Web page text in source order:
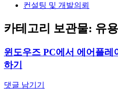
컨설팅 및 개발의뢰
카테고리 보관물: 유
윈도우즈 PC에서 에어플
하기
댓글 남기기